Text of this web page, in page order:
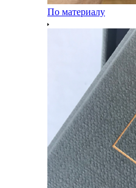
По материалу